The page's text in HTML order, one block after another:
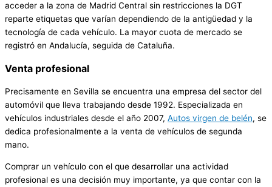
acceder a la zona de Madrid Central sin restricciones la DGT
reparte etiquetas que varían dependiendo de la antigüedad y la
tecnología de cada vehículo. La mayor cuota de mercado se
registró en Andalucía, seguida de Cataluña.
Venta profesional
Precisamente en Sevilla se encuentra una empresa del sector del
automóvil que lleva trabajando desde 1992. Especializada en
vehículos industriales desde el año 2007, Autos virgen de belén, se
dedica profesionalmente a la venta de vehículos de segunda
mano.
Comprar un vehículo con el que desarrollar una actividad
profesional es una decisión muy importante, ya que contar con la